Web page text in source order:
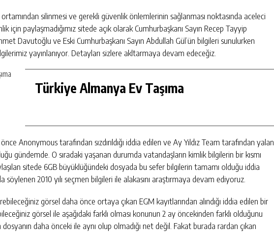
silinmesi ve gerekli güvenlik önlemlerinin sağlanması noktasında aceleci
için paylaşmadığımız sitede açık olarak Cumhurbaşkanı Sayın Recep Tayyip
Davutoğlu ve Eski Cumhurbaşkanı Sayın Abdullah Gül’ün bilgileri sunulurken
yayınlanıyor. Detayları sizlere akltarmaya devam edeceğiz.
Türkiye Almanya Ev Taşıma
önce Anonymous tarafından sızdırıldığı iddia edilen ve Ay Yıldız Team tarafından yalan
gündemde. O sıradaki yaşanan durumda vatandaşların kimlik bilgilerin bir kısmı
sitede 6GB büyüklüğündeki dosyada bu sefer bilgilerin tamamı olduğu iddia
2010 yılı seçmen bilgileri ile alakasını araştırmaya devam ediyoruz.
görsel daha önce ortaya çıkan EGM kayıtlarından alındığı iddia edilen bir
görsel ile aşağıdaki farklı olması konunun 2 ay öncekinden farklı olduğunu
daha önceki ile aynı olup olmadığı net değil. Fakat burada rardan çıkan